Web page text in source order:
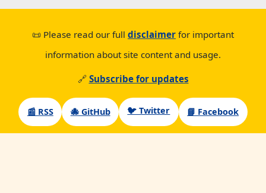
📜 Please read our full disclaimer for important
information about site content and usage.
🔗 Subscribe for updates
📰 RSS 🐙 GitHub 🐦 Twitter 📘 Facebook